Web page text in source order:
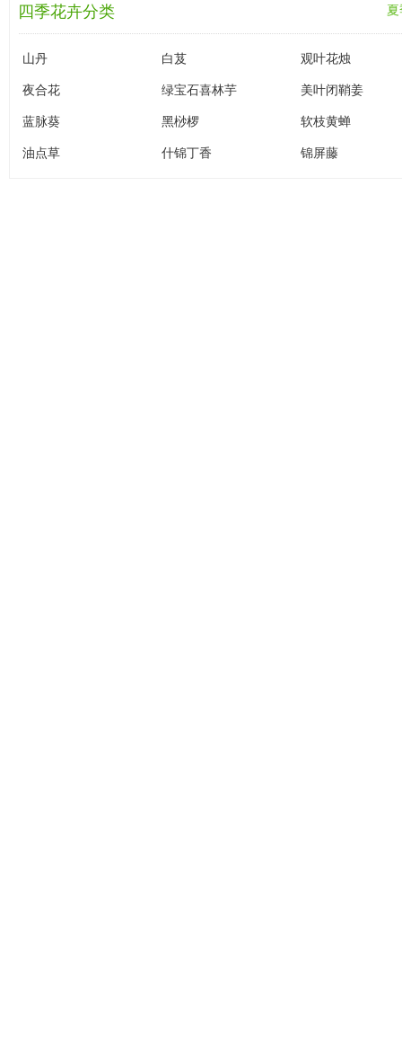
四季花卉分类 夏
山丹 白芨 观叶花烛
夜合花 绿宝石喜林芋 美叶闭鞘姜
蓝脉葵 黑桫椤 软枝黄蝉
油点草 什锦丁香 锦屏藤